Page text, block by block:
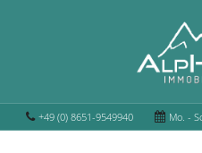
+49 (0) 8651-9549940 Mo. -